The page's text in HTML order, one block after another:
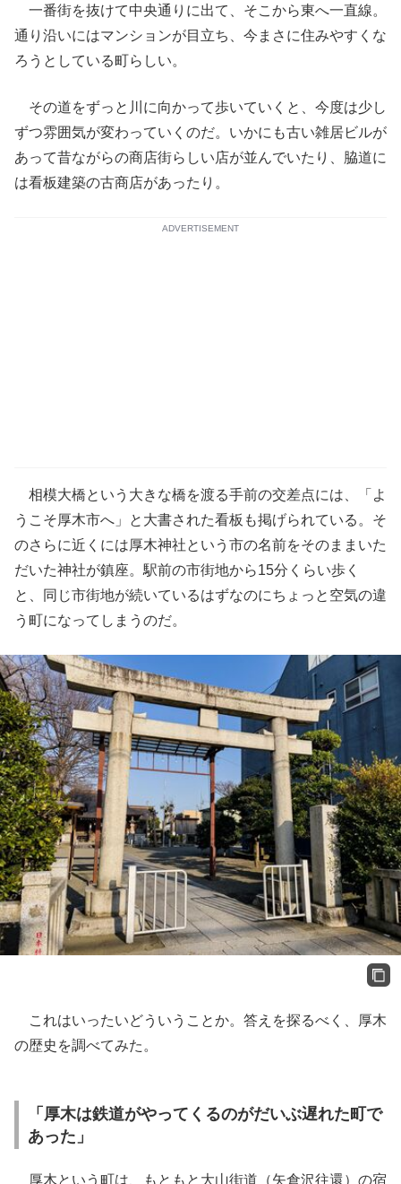
一番街を抜けて中央通りに出て、そこから東へ一直線。
通り沿いにはマンションが目立ち、今まさに住みやすくな
ろうとしている町らしい。
その道をずっと川に向かって歩いていくと、今度は少し
ずつ雰囲気が変わっていくのだ。いかにも古い雑居ビルが
あって昔ながらの商店街らしい店が並んでいたり、脇道に
は看板建築の古商店があったり。
ADVERTISEMENT
相模大橋という大きな橋を渡る手前の交差点には、「よ
うこそ厚木市へ」と大書された看板も掲げられている。そ
のさらに近くには厚木神社という市の名前をそのままいた
だいた神社が鎮座。駅前の市街地から15分くらい歩く
と、同じ市街地が続いているはずなのにちょっと空気の違
う町になってしまうのだ。
これはいったいどういうことか。答えを探るべく、厚木
の歴史を調べてみた。
「厚木は鉄道がやってくるのがだいぶ遅れた町で
あった」
厚木という町は、もともと大山街道（矢倉沢往還）の宿